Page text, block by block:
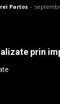
Partos -
prin